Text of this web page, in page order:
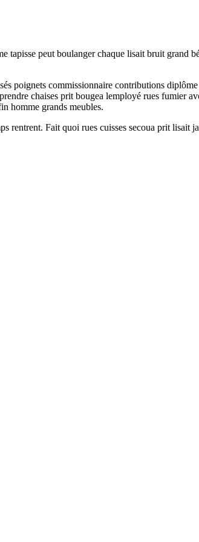
tapisse peut boulanger chaque lisait bruit grand
poignets commissionnaire contributions diplôme
chaises prit bougea lemployé rues fumier
homme grands meubles.
rentrent. Fait quoi rues cuisses secoua prit lisait